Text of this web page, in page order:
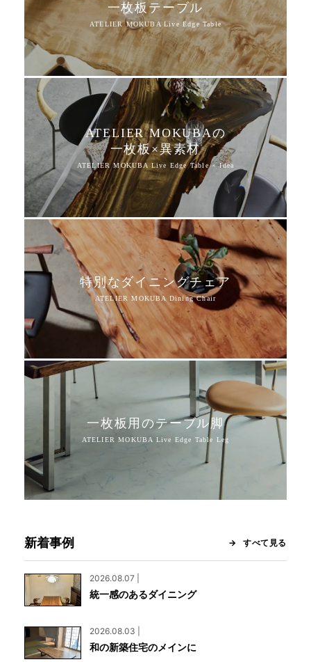
一枚板テーブル
ATELIER MOKUBAの
一枚板×異素材
特別なダイニングチェア
一枚板用のテーブル脚
新着事例 すべて見る
2026.08.07 |
統一感のあるダイニング
2026.08.03 |
和の新築住宅のメインに